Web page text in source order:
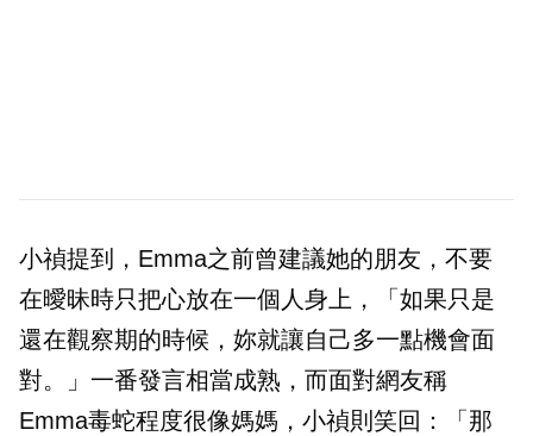
小禎提到，Emma之前曾建議她的朋友，不要
在曖昧時只把心放在一個人身上，「如果只是
還在觀察期的時候，妳就讓自己多一點機會面
對。」一番發言相當成熟，而面對網友稱
Emma毒蛇程度很像媽媽，小禎則笑回：「那